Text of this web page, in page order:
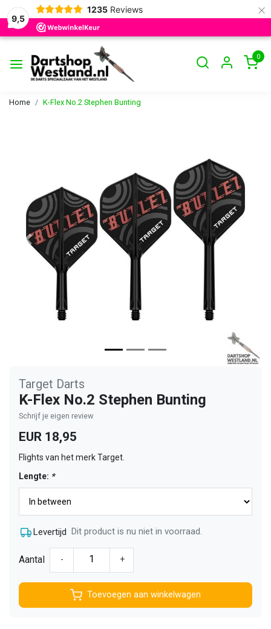
9,5
1235 Reviews ×
0
Home K-Flex No.2 Stephen Bunting
Vorige
Target Darts
K-Flex No.2 Stephen Bunting
Schrijf je eigen review
EUR 18,95
Flights van het merk Target.
Lengte: *
Levertijd Dit product is nu niet in voorraad.
Aantal - +
Toevoegen aan winkelwagen